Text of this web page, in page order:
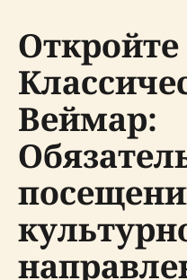
Откройте
Веймар: